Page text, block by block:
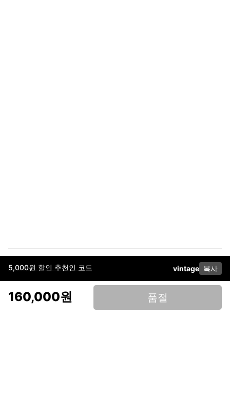
5,000원 할인 추천인 코드 vintage 복사
160,000원 품절
이용약관고객센터판매개인정보 처리방침사업자 정보다운로드